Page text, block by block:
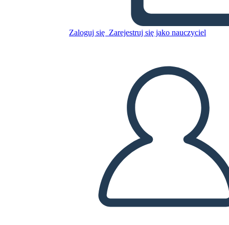
Zaloguj się Zarejestruj się jako nauczyciel
Skopiuj tę scenorys
ODTWARZANIE POKAZU SLAJDÓW
PRZECZYTAJ MI